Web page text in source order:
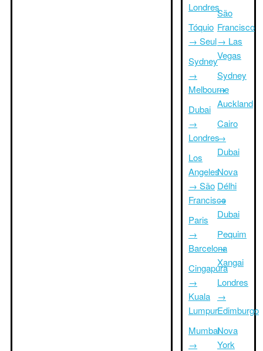
Londres
Tóquio
→ Seul
Sydney
→
Melbourne
Dubai
→
Londres
Los
Angeles
→ São
Francisco
Paris
→
Barcelona
Cingapura
→
Kuala
Lumpur
Mumbai
→
São
Francisco
→ Las
Vegas
Sydney
→
Auckland
Cairo
→
Dubai
Nova
Délhi
→
Dubai
Pequim
→
Xangai
Londres
→
Edimburgo
Nova
York